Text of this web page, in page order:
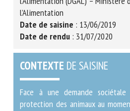
d’Abattage et de Découpe (BEAD)
de l’Alimentation (DGAL) –
de l’Alimentation
Date de rendu: 31/07/2020
CONTEXTEDE SAISINE